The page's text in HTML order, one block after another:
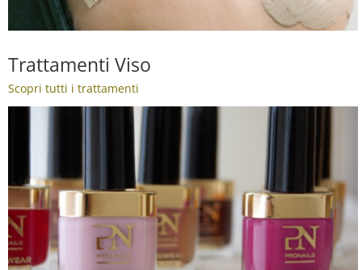
Trattamenti Viso
Scopri tutti i trattamenti